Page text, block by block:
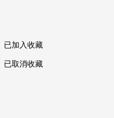
已加入收藏
已取消收藏